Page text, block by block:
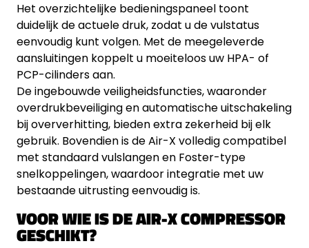
Het overzichtelijke bedieningspaneel toont
duidelijk de actuele druk, zodat u de vulstatus
eenvoudig kunt volgen. Met de meegeleverde
aansluitingen koppelt u moeiteloos uw HPA- of
PCP-cilinders aan.
De ingebouwde veiligheidsfuncties, waaronder
overdrukbeveiliging en automatische uitschakeling
bij oververhitting, bieden extra zekerheid bij elk
gebruik. Bovendien is de Air-X volledig compatibel
met standaard vulslangen en Foster-type
snelkoppelingen, waardoor integratie met uw
bestaande uitrusting eenvoudig is.
VOOR WIE IS DE AIR-X COMPRESSOR
GESCHIKT?